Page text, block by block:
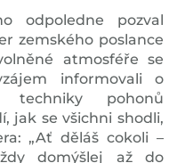
odpoledne pozval
zemského poslance
atmosféře se
informovali o
techniky pohonů
jak se všichni shodli,
„Ať děláš cokoli –
domýšlej až do